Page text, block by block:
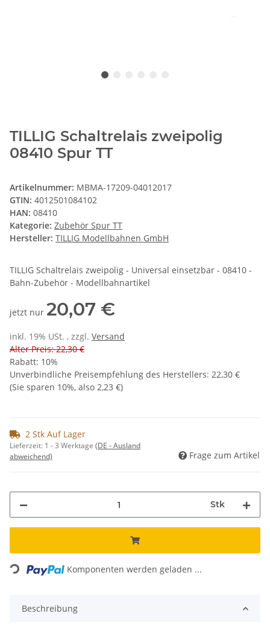
TILLIG Schaltrelais zweipolig
08410 Spur TT
Artikelnummer: MBMA-17209-04012017
GTIN: 4012501084102
HAN: 08410
Kategorie: Zubehör Spur TT
Hersteller: TILLIG Modellbahnen GmbH
TILLIG Schaltrelais zweipolig - Universal einsetzbar - 08410 -
Bahn-Zubehör - Modellbahnartikel
jetzt nur 20,07 €
inkl. 19% USt. , zzgl. Versand
Alter Preis: 22,30 €
Rabatt: 10%
Unverbindliche Preisempfehlung des Herstellers: 22,30 €
(Sie sparen 10%, also 2,23 €)
2 Stk Auf Lager
Lieferzeit: 1 - 3 Werktage (DE - Ausland
abweichend)
Frage zum Artikel
Stk
Loading... Komponenten werden geladen ...
Beschreibung